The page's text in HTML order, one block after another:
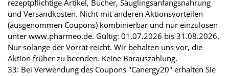
rezeptpflichtige Artikel, Bücher, Säuglingsanfangsnahrung
und Versandkosten. Nicht mit anderen Aktionsvorteilen
(ausgenommen Coupons) kombinierbar und nur einzulösen
unter www.pharmeo.de. Gültig: 01.07.2026 bis 31.08.2026.
Nur solange der Vorrat reicht. Wir behalten uns vor, die
Aktion früher zu beenden. Keine Barauszahlung.
33: Bei Verwendung des Coupons "Canergy20" erhalten Sie